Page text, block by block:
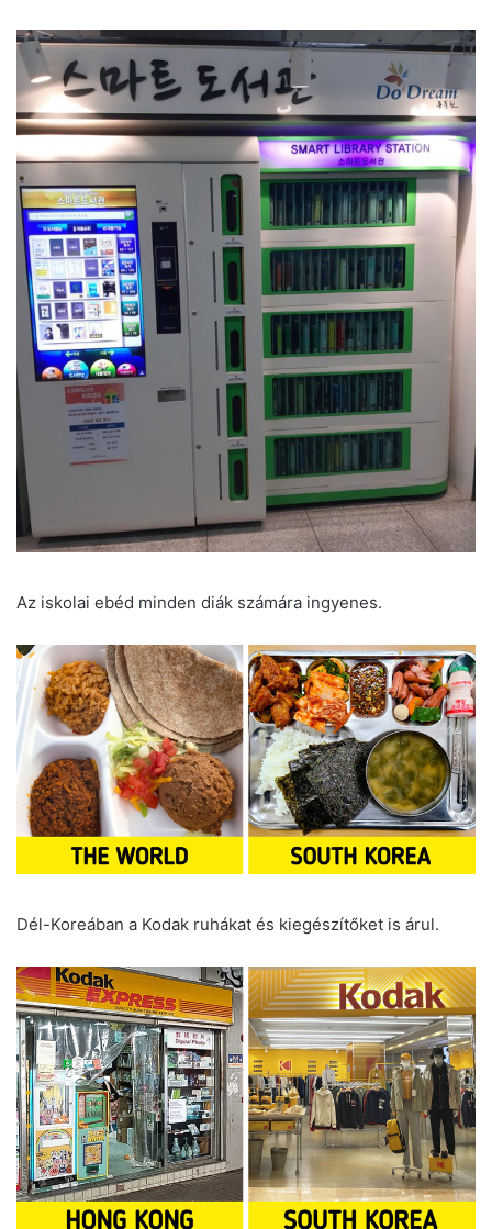
Az iskolai ebéd minden diák számára ingyenes.
Dél-Koreában a Kodak ruhákat és kiegészítőket is árul.